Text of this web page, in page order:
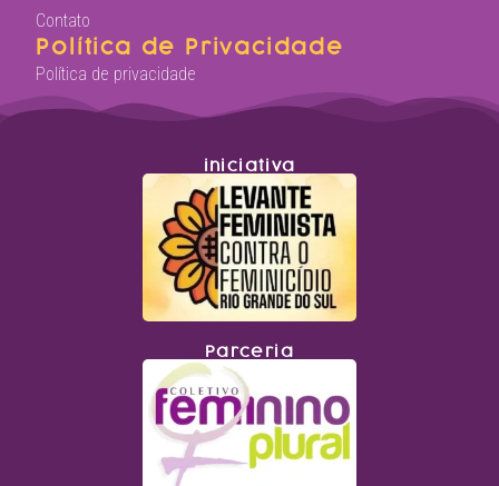
Contato
Política de Privacidade
Política de privacidade
iniciativa
Parceria